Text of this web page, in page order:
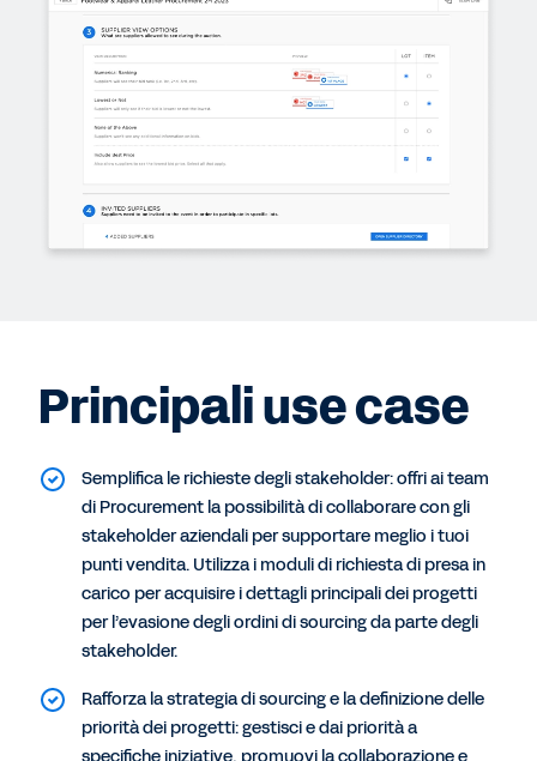
Principali use case
Semplifica le richieste degli stakeholder: offri ai team
di Procurement la possibilità di collaborare con gli
stakeholder aziendali per supportare meglio i tuoi
punti vendita. Utilizza i moduli di richiesta di presa in
carico per acquisire i dettagli principali dei progetti
per l’evasione degli ordini di sourcing da parte degli
stakeholder.
Rafforza la strategia di sourcing e la definizione delle
priorità dei progetti: gestisci e dai priorità a